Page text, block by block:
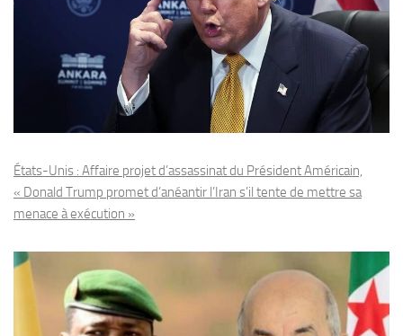
États-Unis : Affaire projet d’assassinat du Président Américain,
« Donald Trump promet d’anéantir l’Iran s’il tente de mettre sa
menace à exécution »